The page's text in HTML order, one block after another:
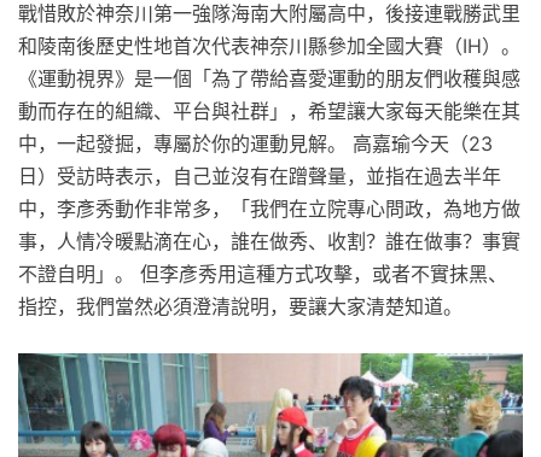
戰惜敗於神奈川第一強隊海南大附屬高中，後接連戰勝武里
和陵南後歷史性地首次代表神奈川縣參加全國大賽（IH）。
《運動視界》是一個「為了帶給喜愛運動的朋友們收穫與感
動而存在的組織、平台與社群」，希望讓大家每天能樂在其
中，一起發掘，專屬於你的運動見解。 高嘉瑜今天（23
日）受訪時表示，自己並沒有在蹭聲量，並指在過去半年
中，李彥秀動作非常多，「我們在立院專心問政，為地方做
事，人情冷暖點滴在心，誰在做秀、收割？誰在做事？事實
不證自明」。 但李彥秀用這種方式攻擊，或者不實抹黑、
指控，我們當然必須澄清說明，要讓大家清楚知道。